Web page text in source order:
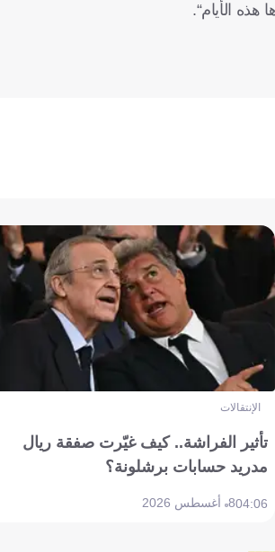
الأيام“.
الإنتقالات
تأثير الفراشة.. كيف غيّرت صفقة ريال
مدريد حسابات برشلونة؟
04:068 أغسطس 2026